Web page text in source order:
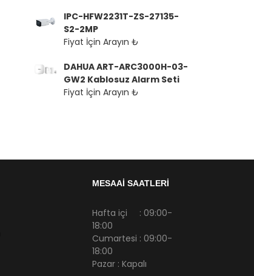
IPC-HFW2231T-ZS-27135-
S2-2MP
Fiyat İçin Arayın ₺
DAHUA ART-ARC3000H-03-
GW2 Kablosuz Alarm Seti
Fiyat İçin Arayın ₺
MESAAİ SAATLERİ
Hafta içi : 09:00-
18:00
Cumartesi : 09:00-
18:00
Pazar : Kapalı